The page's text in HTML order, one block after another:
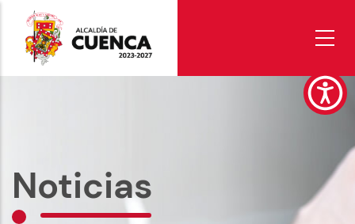
contenido
principal
Noticias